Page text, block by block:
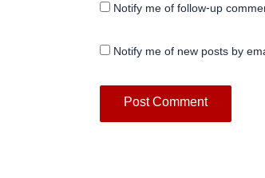
Notify me of follow-up
Notify me of new posts by